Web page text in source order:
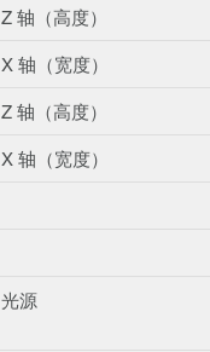
Z 轴（高度）
X 轴（宽度）
Z 轴（高度）
X 轴（宽度）
光源